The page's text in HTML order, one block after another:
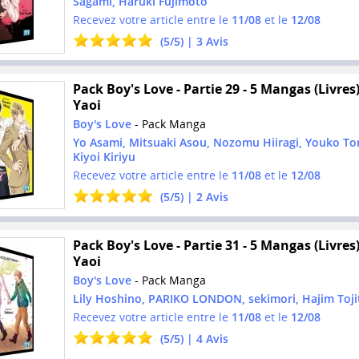
Recevez votre article entre le 11/08et le 12/08
(5/5) | 3Avis
Pack Boy's Love - Partie 29 - 5 Mangas
Yaoi
Boy's Love- Pack Manga
Yo Asami, Mitsuaki Asou, Nozomu Hiiragi, Youko
Kiyoi Kiriyu
Recevez votre article entre le 11/08et le 12/08
(5/5) | 2Avis
Pack Boy's Love - Partie 31 - 5 Mangas
Yaoi
Boy's Love- Pack Manga
Lily Hoshino, PARIKO LONDON, sekimori, Hajim
Recevez votre article entre le 11/08et le 12/08
(5/5) | 4Avis